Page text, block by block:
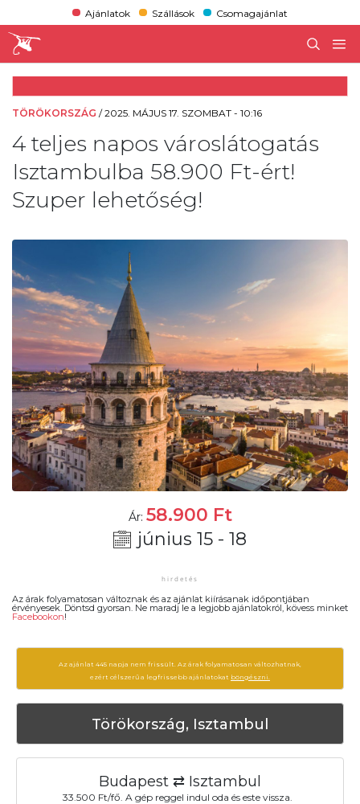
Ajánlatok Szállások Csomagajánlat
TÖRÖKORSZÁG /2025. MÁJUS 17. SZOMBAT - 10:16
4 teljes napos városlátogatás
Isztambulba 58.900 Ft-ért!
Szuper lehetőség!
Ár: 58.900 Ft
június 15 - 18
Az árak folyamatosan változnak és az ajánlat kiírásanak időpontjában
érvényesek. Döntsd gyorsan. Ne maradj le a legjobb ajánlatokról, kövess minket
Facebookon!
Az ajánlat 445 napja nem frissült. Az árak folyamatosan változhatnak,
ezért célszerű a legfrissebb ajánlatokat böngészni.
Törökország, Isztambul
Budapest ⇄ Isztambul
33.500 Ft/fő. A gép reggel indul oda és este vissza.